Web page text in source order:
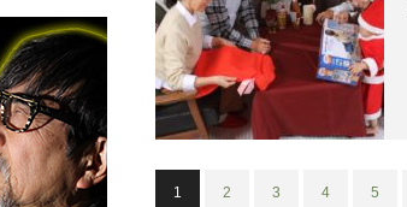
1 2 3 4 5